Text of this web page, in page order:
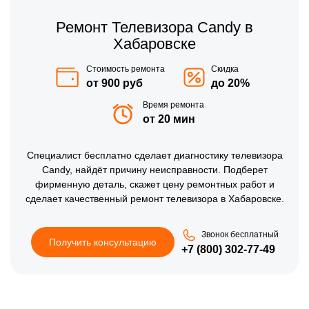
Ремонт Телевизора Candy в
Хабаровске
Стоимость ремонта
от 900 руб
Скидка
до 20%
Время ремонта
от 20 мин
Специалист бесплатно сделает диагностику телевизора
Candy, найдёт причину неисправности. Подберет
фирменную деталь, скажет цену ремонтных работ и
сделает качественный ремонт телевизора в Хабаровске.
Получить консультацию
Звонок бесплатный
+7 (800) 302-77-49